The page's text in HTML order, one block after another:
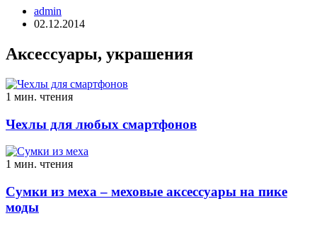
admin
02.12.2014
Аксессуары, украшения
1 мин. чтения
Чехлы для любых смартфонов
1 мин. чтения
Сумки из меха – меховые аксессуары на пике
моды